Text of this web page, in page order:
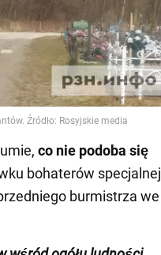
co nie podoba się
bohaterów specjalnej
burmistrza we